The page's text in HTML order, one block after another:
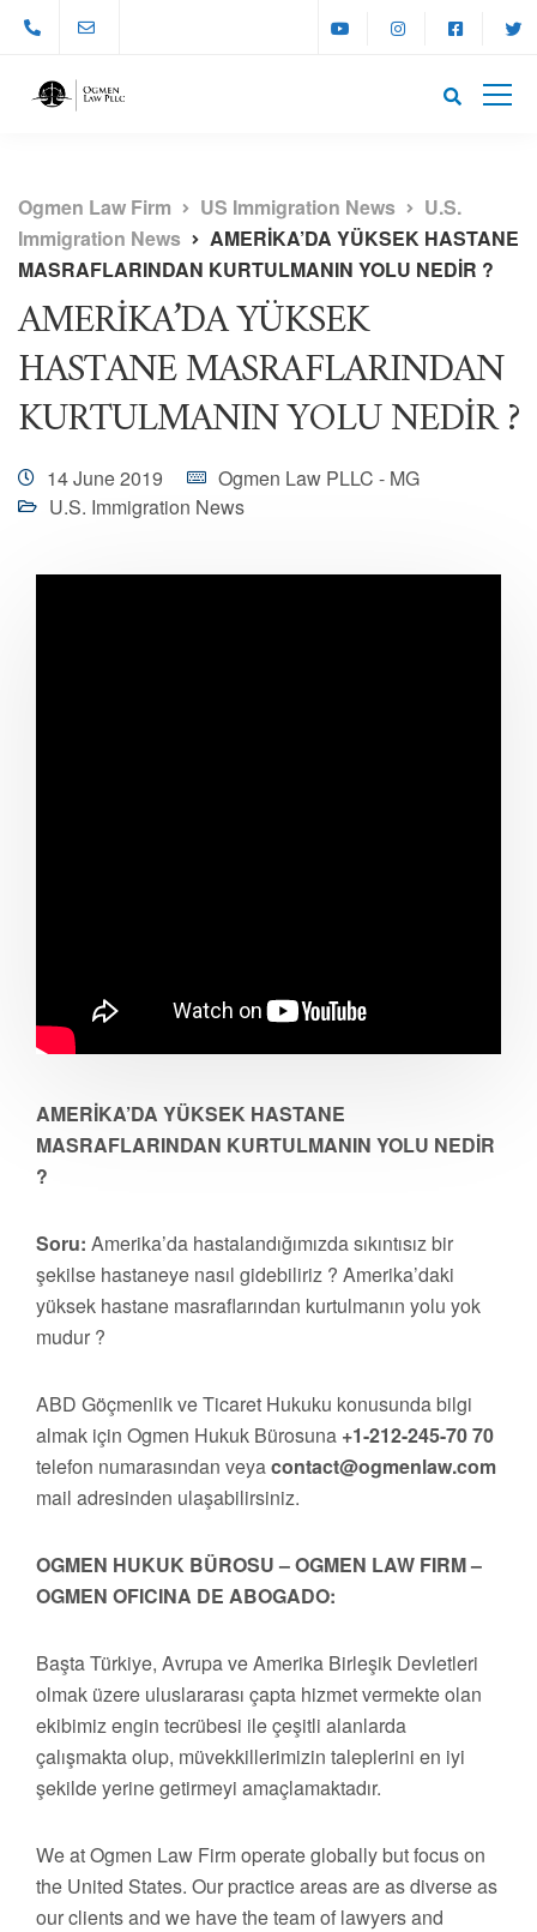
Ogmen Law Firm US Immigration News
U.S.
Immigration News
AMERİKA’DA YÜKSEK HASTANE
MASRAFLARINDAN KURTULMANIN YOLU NEDİR ?
AMERİKA’DA YÜKSEK
HASTANE MASRAFLARINDAN
KURTULMANIN YOLU NEDİR ?
14 June 2019
Ogmen Law PLLC - MG
U.S. Immigration News
AMERİKA’DA YÜKSEK HASTANE
MASRAFLARINDAN KURTULMANIN YOLU NEDİR
?
Soru: Amerika’da hastalandığımızda sıkıntısız bir
şekilse hastaneye nasıl gidebiliriz ? Amerika’daki
yüksek hastane masraflarından kurtulmanın yolu yok
mudur ?
ABD Göçmenlik ve Ticaret Hukuku konusunda bilgi
almak için Ogmen Hukuk Bürosuna +1-212-245-70 70
telefon numarasından veyacontact@ogmenlaw.com
mail adresinden ulaşabilirsiniz.
OGMEN HUKUK BÜROSU – OGMEN LAW FIRM –
OGMEN OFICINA DE ABOGADO:
Başta Türkiye, Avrupa ve Amerika Birleşik Devletleri
olmak üzere uluslararası çapta hizmet vermekte olan
ekibimiz engin tecrübesi ile çeşitli alanlarda
çalışmakta olup, müvekkillerimizin taleplerini en iyi
şekilde yerine getirmeyi amaçlamaktadır.
We at Ogmen Law Firm operate globally but focus on
the United States. Our practice areas are as diverse as
our clients and we have the team of lawyers and